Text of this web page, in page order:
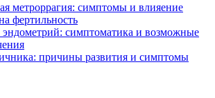
метроррагия: симптомы и влияение
фертильность
симптоматика и возможные
причины развития и симптомы